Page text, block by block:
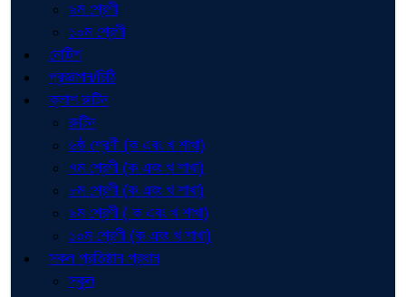
৯ম শ্রেণী
১০ম শ্রেণী
নোটিশ
প্রজ্ঞাপন/চিঠি
ক্লাশ রুটিন
রুটিন
৬ষ্ঠ শ্রেণী (ক এবং খ শাখা)
৭ম শ্রেণী (ক এবং খ শাখা)
৮ম শ্রেণী (ক এবং খ শাখা)
৯ম শ্রেণী ( ক এবং খ শাখা)
১০ম শ্রেণী (ক এবং খ শাখা)
সকল প্রতিষ্ঠান প্রধান
স্কুল